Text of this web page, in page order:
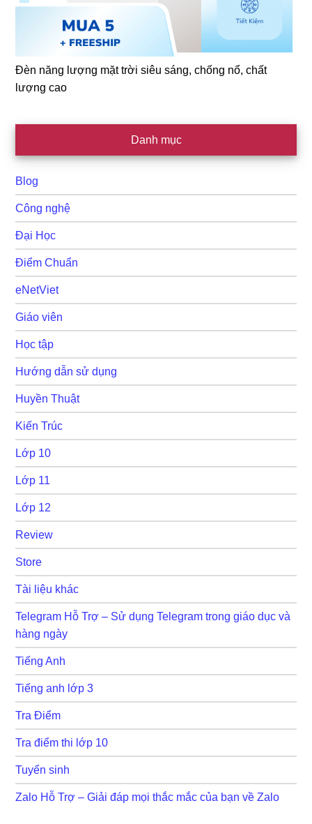
Đèn năng lượng mặt trời siêu sáng, chống nổ, chất
lượng cao
Danh mục
Blog
Công nghệ
Đại Học
Điểm Chuẩn
eNetViet
Giáo viên
Học tập
Hướng dẫn sử dụng
Huyền Thuật
Kiến Trúc
Lớp 10
Lớp 11
Lớp 12
Review
Store
Tài liệu khác
Telegram Hỗ Trợ – Sử dụng Telegram trong giáo dục và
hàng ngày
Tiếng Anh
Tiếng anh lớp 3
Tra Điểm
Tra điểm thi lớp 10
Tuyển sinh
Zalo Hỗ Trợ – Giải đáp mọi thắc mắc của bạn về Zalo